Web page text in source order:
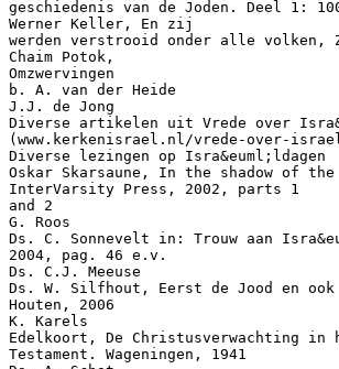
geschiedenis van de Joden. Deel 1:
Werner Keller, En zij
werden verstrooid onder alle volken,
Chaim Potok,
Omzwervingen
b. A. van der Heide
J.J. de Jong
Diverse artikelen uit Vrede over
(www.kerkenisrael.nl/vrede-over-
Diverse lezingen op Isra&euml;ldagen
Oskar Skarsaune, In the shadow of the
InterVarsity Press, 2002, parts 1
and 2
G. Roos
Ds. C. Sonnevelt in: Trouw aan
2004, pag. 46 e.v.
Ds. C.J. Meeuse
Ds. W. Silfhout, Eerst de Jood en ook
Houten, 2006
K. Karels
Edelkoort, De Christusverwachting in
Testament. Wageningen, 1941